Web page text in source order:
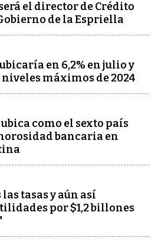
el director de Crédito
de la Espriella
en 6,2% en julio y
máximos de 2024
como el sexto país
bancaria en
tasas y aún así
por $1,2 billones